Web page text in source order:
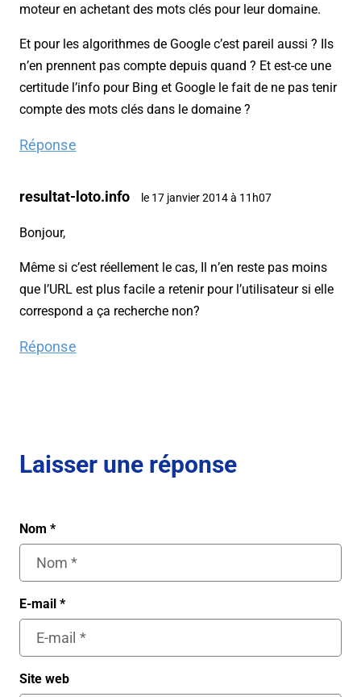
moteur en achetant des mots clés pour leur domaine.
Et pour les algorithmes de Google c’est pareil aussi ? Ils
n’en prennent pas compte depuis quand ? Et est-ce une
certitude l’info pour Bing et Google le fait de ne pas tenir
compte des mots clés dans le domaine ?
Réponse
resultat-loto.info le 17 janvier 2014 à 11h07
Bonjour,
Même si c’est réellement le cas, Il n’en reste pas moins
que l’URL est plus facile a retenir pour l’utilisateur si elle
correspond a ça recherche non?
Réponse
Laisser une réponse
Nom *
E-mail *
Site web